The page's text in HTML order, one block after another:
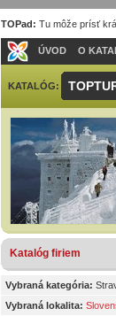
TOPad: Tu môže prísť
ÚVOD O
KATALÓG:
Katalóg firiem
Vybraná kategória:
Vybraná lokalita: